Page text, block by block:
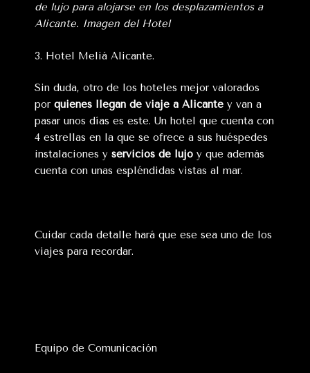
de lujo para alojarse en los desplazamientos a
Alicante. Imagen del Hotel
3. Hotel Meliá Alicante.
Sin duda, otro de los hoteles mejor valorados
por quienes llegan de viaje a Alicante y van a
pasar unos días es este. Un hotel que cuenta con
4 estrellas en la que se ofrece a sus huéspedes
instalaciones y servicios de lujo y que además
cuenta con unas espléndidas vistas al mar.
Cuidar cada detalle hará que ese sea uno de los
viajes para recordar.
Equipo de Comunicación